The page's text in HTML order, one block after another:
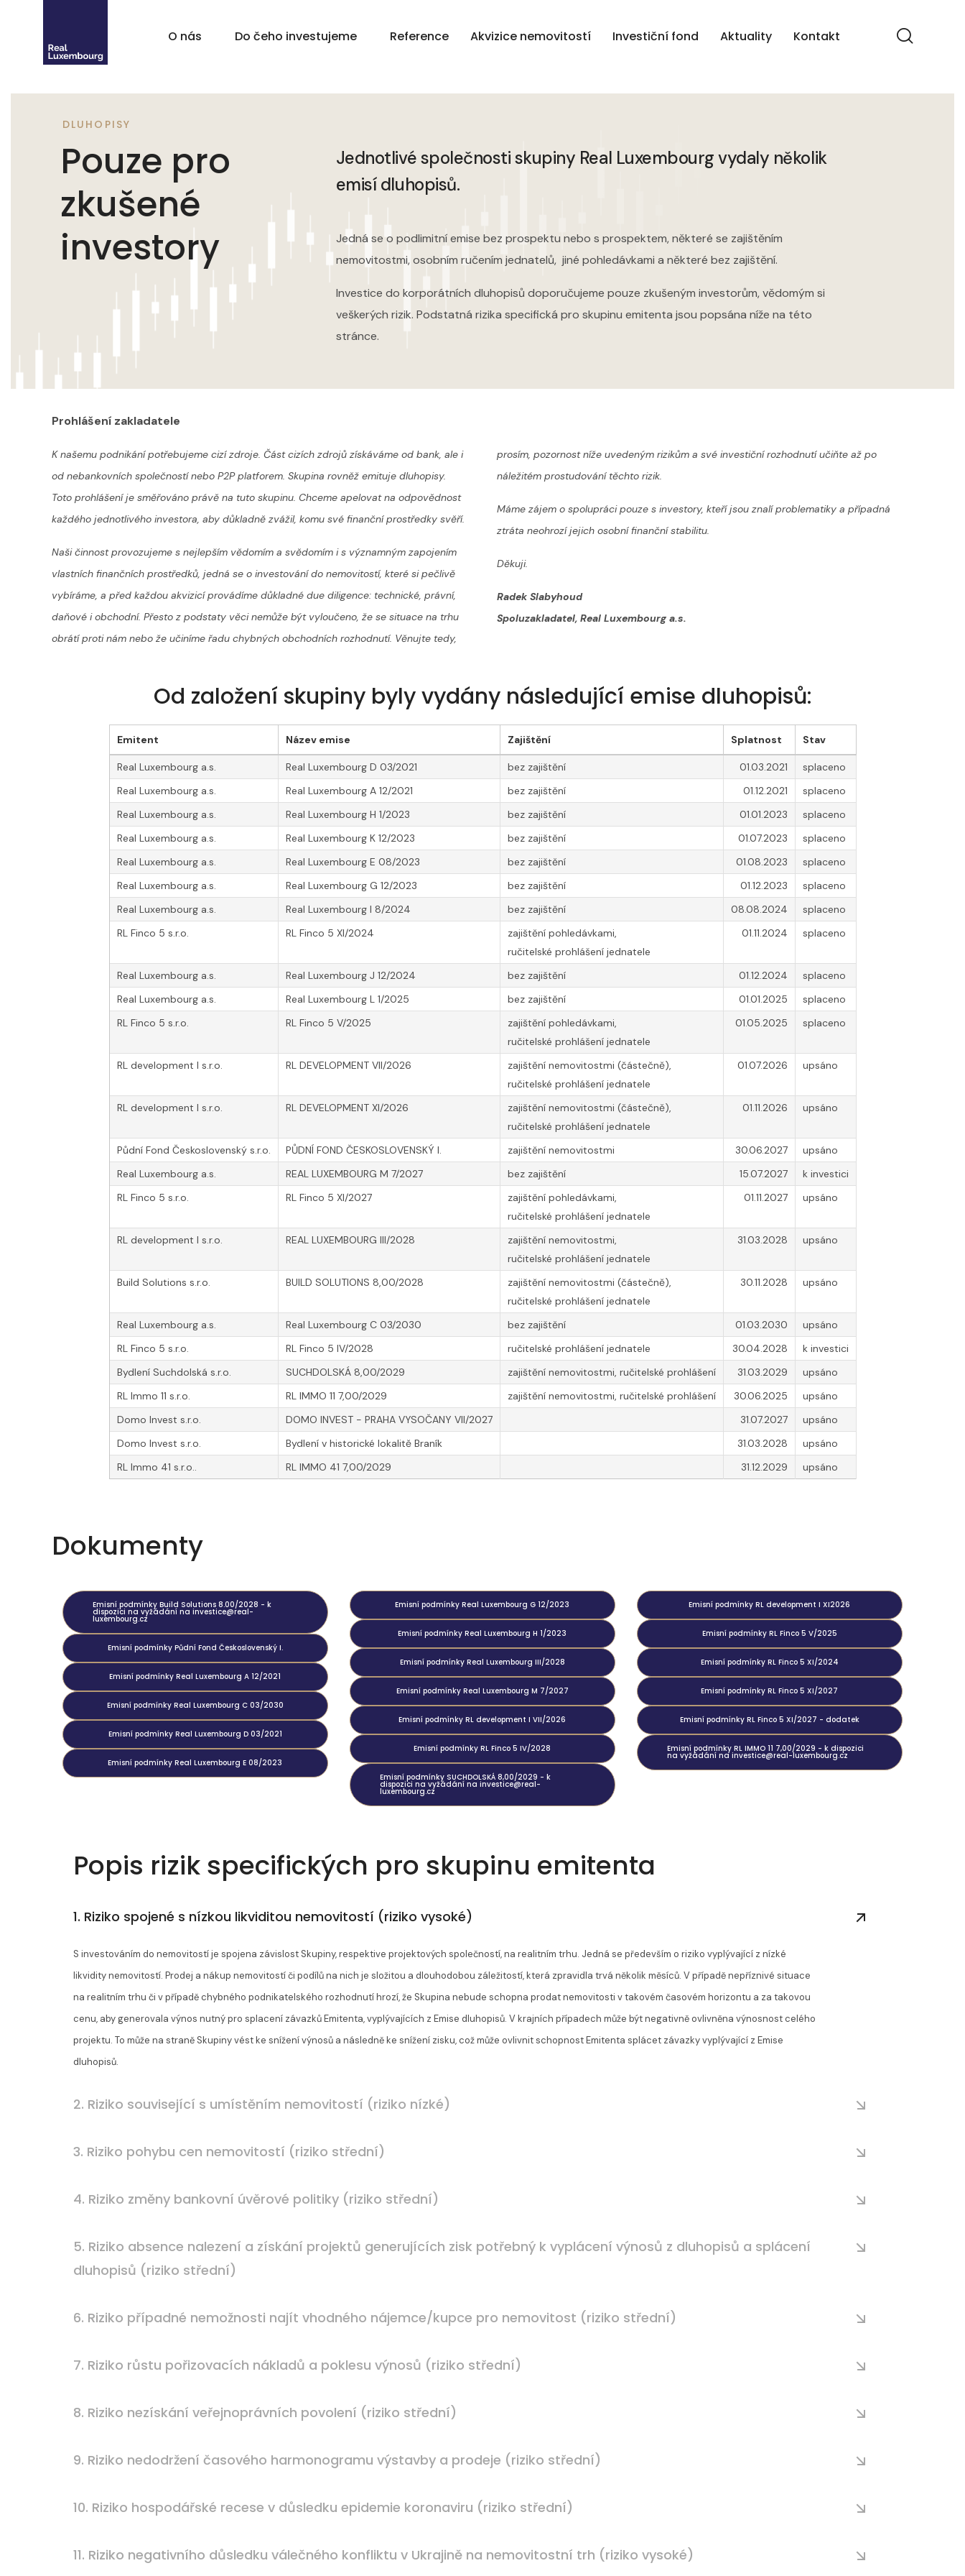
O nás Do čeho investujeme Reference Akvizice nemovitostí Investiční fond Aktuality Kontakt
DLUHOPISY
Pouze pro
zkušené
investory
Jednotlivé společnosti skupiny Real Luxembourg vydaly několik
emisí dluhopisů.
Jedná se o podlimitní emise bez prospektu nebo s prospektem, některé se zajištěním
nemovitostmi, osobním ručením jednatelů, jiné pohledávkami a některé bez zajištění.
Investice do korporátních dluhopisů doporučujeme pouze zkušeným investorům, vědomým si
veškerých rizik. Podstatná rizika specifická pro skupinu emitenta jsou popsána níže na této
stránce.
Prohlášení zakladatele
K našemu podnikání potřebujeme cizí zdroje. Část cizích zdrojů získáváme od bank, ale i
od nebankovních společností nebo P2P platforem. Skupina rovněž emituje dluhopisy.
Toto prohlášení je směřováno právě na tuto skupinu. Chceme apelovat na odpovědnost
každého jednotlivého investora, aby důkladně zvážil, komu své finanční prostředky svěří.
Naši činnost provozujeme s nejlepším vědomím a svědomím i s významným zapojením
vlastních finančních prostředků, jedná se o investování do nemovitostí, které si pečlivě
vybíráme, a před každou akvizicí provádíme důkladné due diligence: technické, právní,
daňové i obchodní. Přesto z podstaty věci nemůže být vyloučeno, že se situace na trhu
obrátí proti nám nebo že učiníme řadu chybných obchodních rozhodnutí. Věnujte tedy,
prosím, pozornost níže uvedeným rizikům a své investiční rozhodnutí učiňte až po
náležitém prostudování těchto rizik.
Máme zájem o spolupráci pouze s investory, kteří jsou znalí problematiky a případná
ztráta neohrozí jejich osobní finanční stabilitu.
Děkuji.
Radek Slabyhoud
Spoluzakladatel, Real Luxembourg a.s.
Od založení skupiny byly vydány následující emise dluhopisů:
Emitent Název emise Zajištění Splatnost Stav
Real Luxembourg a.s. Real Luxembourg D 03/2021 bez zajištění 01.03.2021
splaceno
Real Luxembourg a.s.
Real Luxembourg A 12/2021 bez zajištění 01.12.2021
splaceno
Real Luxembourg a.s.
Real Luxembourg H 1/2023 bez zajištění 01.01.2023
splaceno
Real Luxembourg a.s.
Real Luxembourg K 12/2023 bez zajištění 01.07.2023
splaceno
Real Luxembourg a.s.
Real Luxembourg E 08/2023 bez zajištění 01.08.2023
splaceno
Real Luxembourg a.s.
Real Luxembourg G 12/2023 bez zajištění 01.12.2023
splaceno
Real Luxembourg a.s.
Real Luxembourg I 8/2024 bez zajištění 08.08.2024
splaceno
RL Finco 5 s.r.o.
RL Finco 5 XI/2024
zajištění pohledávkami,
ručitelské prohlášení jednatele
01.11.2024 splaceno
Real Luxembourg a.s. Real Luxembourg J 12/2024 bez zajištění 01.12.2024
splaceno
Real Luxembourg a.s.
Real Luxembourg L 1/2025 bez zajištění 01.01.2025
splaceno
RL Finco 5 s.r.o.
RL Finco 5 V/2025
zajištění pohledávkami,
ručitelské prohlášení jednatele
01.05.2025 splaceno
RL development I s.r.o. RL DEVELOPMENT VII/2026
zajištění nemovitostmi (částečně),
ručitelské prohlášení jednatele
01.07.2026 upsáno
RL development I s.r.o. RL DEVELOPMENT XI/2026
zajištění nemovitostmi (částečně),
ručitelské prohlášení jednatele
01.11.2026 upsáno
Půdní Fond Československý s.r.o. PŮDNÍ FOND ČESKOSLOVENSKÝ I. zajištění nemovitostmi 30.06.2027
upsáno
Real Luxembourg a.s.
REAL LUXEMBOURG M 7/2027 bez zajištění 15.07.2027
k investici
RL Finco 5 s.r.o.
RL Finco 5 XI/2027
zajištění pohledávkami,
ručitelské prohlášení jednatele
01.11.2027 upsáno
RL development I s.r.o. REAL LUXEMBOURG III/2028
zajištění nemovitostmi,
ručitelské prohlášení jednatele
31.03.2028 upsáno
Build Solutions s.r.o. BUILD SOLUTIONS 8,00/2028
zajištění nemovitostmi (částečně),
ručitelské prohlášení jednatele
30.11.2028 upsáno
Real Luxembourg a.s. Real Luxembourg C 03/2030 bez zajištění 01.03.2030
upsáno
RL Finco 5 s.r.o.
RL Finco 5 IV/2028 ručitelské prohlášení jednatele 30.04.2028
k investici
Bydlení Suchdolská s.r.o.
SUCHDOLSKÁ 8,00/2029 zajištění nemovitostmi, ručitelské prohlášení 31.03.2029
upsáno
RL Immo 11 s.r.o.
RL IMMO 11 7,00/2029 zajištění nemovitostmi, ručitelské prohlášení 30.06.2025
upsáno
Domo Invest s.r.o.
DOMO INVEST - PRAHA VYSOČANY VII/2027 31.07.2027
upsáno
Domo Invest s.r.o.
Bydlení v historické lokalitě Braník 31.03.2028
upsáno
RL Immo 41 s.r.o..
RL IMMO 41 7,00/2029 31.12.2029 upsáno
Dokumenty
Emisní podmínky Build Solutions 8.00/2028 - k
dispozici na vyžádání na investice@real-
luxembourg.cz
Emisní podmínky Půdní Fond Československý I.
Emisní podmínky Real Luxembourg A 12/2021
Emisní podmínky Real Luxembourg C 03/2030
Emisní podmínky Real Luxembourg D 03/2021
Emisní podmínky Real Luxembourg E 08/2023
Emisní podmínky Real Luxembourg G 12/2023
Emisní podmínky Real Luxembourg H 1/2023
Emisní podmínky Real Luxembourg III/2028
Emisní podmínky Real Luxembourg M 7/2027
Emisní podmínky RL development I VII/2026
Emisní podmínky RL Finco 5 IV/2028
Emisní podmínky SUCHDOLSKÁ 8,00/2029 - k
dispozici na vyžádání na investice@real-
luxembourg.cz
Emisní podmínky RL development I XI2026
Emisní podmínky RL Finco 5 V/2025
Emisní podmínky RL Finco 5 XI/2024
Emisní podmínky RL Finco 5 XI/2027
Emisní podmínky RL Finco 5 XI/2027 - dodatek
Emisní podmínky RL IMMO 11 7,00/2029 - k dispozici
na vyžádání na investice@real-luxembourg.cz
Popis rizik specifických pro skupinu emitenta
1. Riziko spojené s nízkou likviditou nemovitostí (riziko vysoké)
S investováním do nemovitostí je spojena závislost Skupiny, respektive projektových společností, na realitním trhu. Jedná se především o riziko vyplývající z nízké
likvidity nemovitostí. Prodej a nákup nemovitostí či podílů na nich je složitou a dlouhodobou záležitostí, která zpravidla trvá několik měsíců. V případě nepříznivé situace
na realitním trhu či v případě chybného podnikatelského rozhodnutí hrozí, že Skupina nebude schopna prodat nemovitosti v takovém časovém horizontu a za takovou
cenu, aby generovala výnos nutný pro splacení závazků Emitenta, vyplývajících z Emise dluhopisů. V krajních případech může být negativně ovlivněna výnosnost celého
projektu. To může na straně Skupiny vést ke snížení výnosů a následně ke snížení zisku, což může ovlivnit schopnost Emitenta splácet závazky vyplývající z Emise
dluhopisů.
2. Riziko související s umístěním nemovitostí (riziko nízké)
3. Riziko pohybu cen nemovitostí (riziko střední)
4. Riziko změny bankovní úvěrové politiky (riziko střední)
5. Riziko absence nalezení a získání projektů generujících zisk potřebný k vyplácení výnosů z dluhopisů a splácení
dluhopisů (riziko střední)
6. Riziko případné nemožnosti najít vhodného nájemce/kupce pro nemovitost (riziko střední)
7. Riziko růstu pořizovacích nákladů a poklesu výnosů (riziko střední)
8. Riziko nezískání veřejnoprávních povolení (riziko střední)
9. Riziko nedodržení časového harmonogramu výstavby a prodeje (riziko střední)
10. Riziko hospodářské recese v důsledku epidemie koronaviru (riziko střední)
11. Riziko negativního důsledku válečného konfliktu v Ukrajině na nemovitostní trh (riziko vysoké)